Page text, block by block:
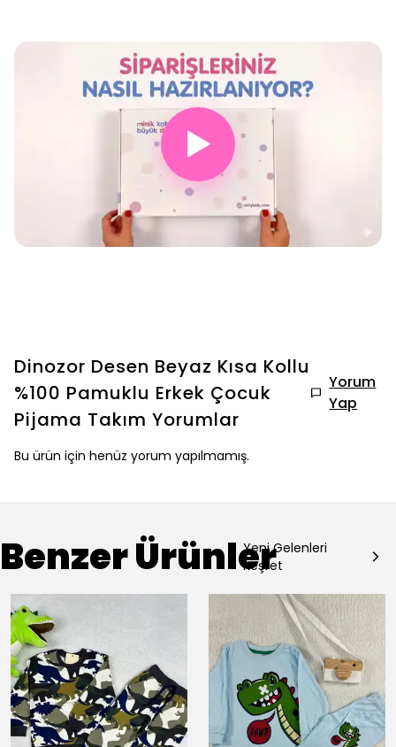
▶
Dinozor Desen Beyaz Kısa Kollu
%100 Pamuklu Erkek Çocuk
Pijama Takım Yorumlar
Yorum
Yap
Bu ürün için henüz yorum yapılmamış.
Benzer ÜrünlerYeni Gelenleri
Keşfet